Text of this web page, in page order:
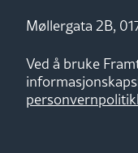
Møllergata 2B,
Ved å bruke